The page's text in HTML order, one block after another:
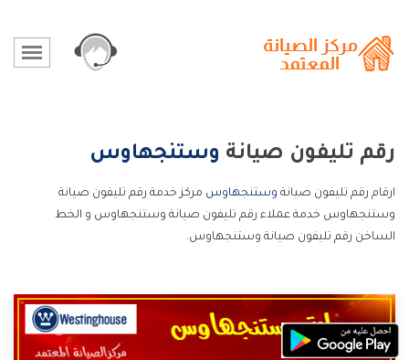
رقم تليفون صيانة وستنجهاوس
ارقام رقم تليفون صيانة وستنجهاوس مركز خدمة رقم تليفون صيانة
وستنجهاوس خدمة عملاء رقم تليفون صيانة وستنجهاوس و الخط
الساخن رقم تليفون صيانة وستنجهاوس.